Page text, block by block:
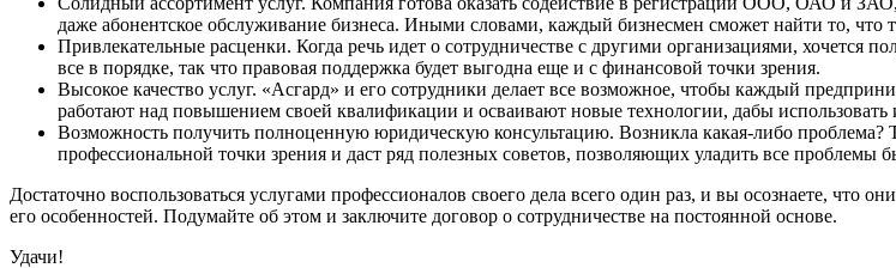
даже абонентское обслуживание бизнеса. Иными словами, каждый бизнесмен сможет найти то, что
Привлекательные расценки. Когда речь идет о сотрудничестве с другими организациями, хочется
все в порядке, так что правовая поддержка будет выгодна еще и с финансовой точки зрения.
Высокое качество услуг. «Асгард» и его сотрудники делает все возможное, чтобы каждый
работают над повышением своей квалификации и осваивают новые технологии, дабы использовать
Возможность получить полноценную юридическую консультацию. Возникла какая-либо проблема?
профессиональной точки зрения и даст ряд полезных советов, позволяющих уладить все проблемы
Достаточно воспользоваться услугами профессионалов своего дела всего один раз, и вы осознаете,
его особенностей. Подумайте об этом и заключите договор о сотрудничестве на постоянной основе.
Удачи!